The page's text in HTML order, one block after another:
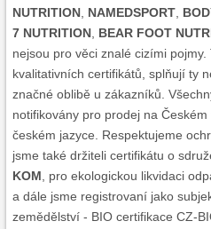
NUTRITION NAMEDSPORT
7 NUTRITION BEAR FOOT
nejsou pro věci znalé cizími
kvalitativních certifikátů, splňují ty
značné oblibě u zákazníků.
notifikovány pro prodej na
českém jazyce. Respektujeme
jsme také držiteli certifikátu o
KOM , pro ekologickou likvidaci
a dále jsme registrovaní jako
zemědělství - BIO certifikace CZ-